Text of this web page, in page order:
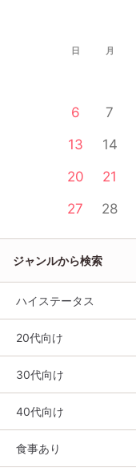
日 月
6
7
13
14
20
21
27
28
ジャンルから検索
ハイステータス
20代向け
30代向け
40代向け
食事あり